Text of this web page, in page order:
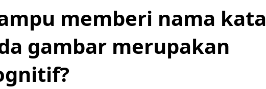
memberi nama kata
gambar merupakan